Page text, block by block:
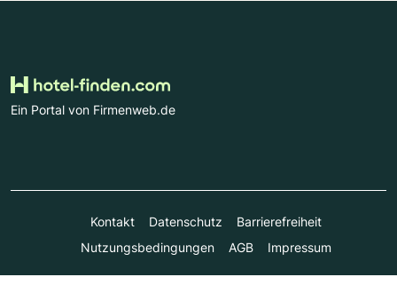
Ein Portal von Firmenweb.de
Kontakt Datenschutz
Barrierefreiheit
Nutzungsbedingungen
AGB Impressum